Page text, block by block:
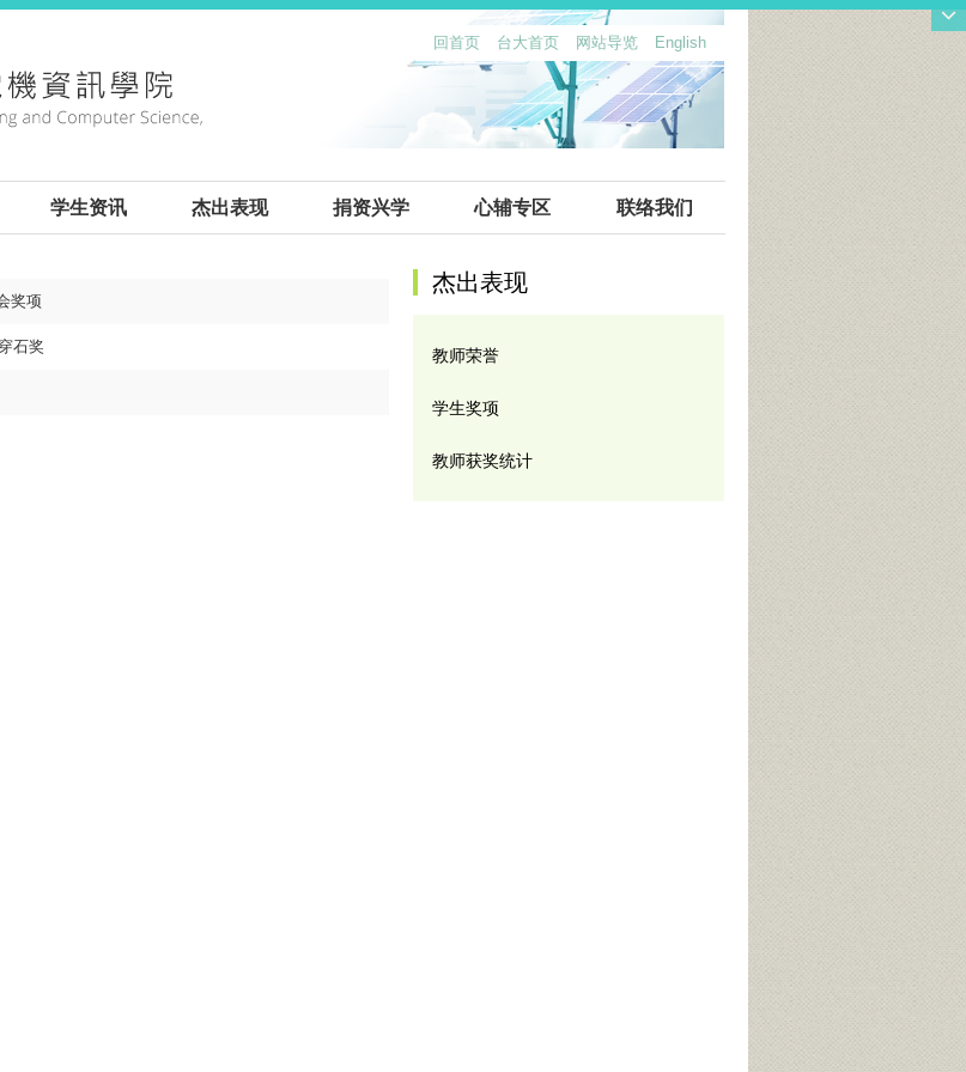
:::回首页 台大首页 网站导览 English
学生资讯 杰出表现 捐资兴学 心辅专区 联络我们
奖项
石奖
杰出表现
教师荣誉
学生奖项
教师获奖统计